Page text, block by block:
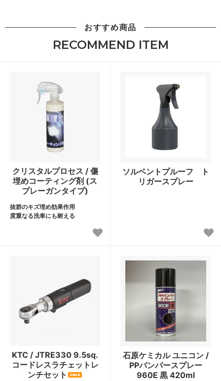
おすすめ商品
RECOMMEND ITEM
クリスタルプロセス / 傷
埋めコーティング剤 (ス
プレーガンタイプ)
抜群のキズ埋め効果作用
度重なる洗車にも耐える
ソルベントプルーフ ト
リガースプレー
KTC / JTRE330 9.5sq.
コードレスラチェットレ
ンチセット
石原ケミカル ユニコン /
PPバンパースプレー
960E 黒 420ml